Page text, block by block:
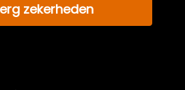
zekerheden